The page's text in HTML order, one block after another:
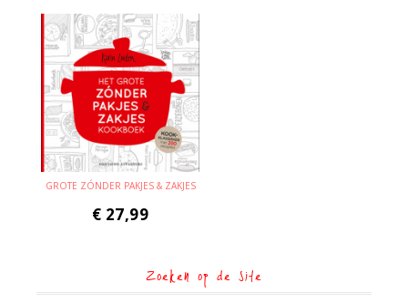
GROTE ZÓNDER PAKJES & ZAKJES
€ 27,99
Zoeken op de site